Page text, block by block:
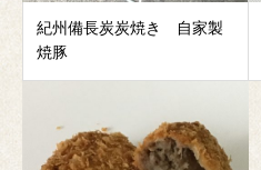
紀州備長炭炭焼き 自家製
焼豚